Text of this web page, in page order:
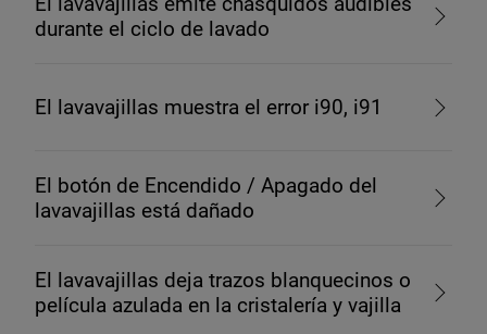
durante el ciclo de lavado
El lavavajillas muestra el error i90, i91
El botón de Encendido / Apagado del
lavavajillas está dañado
El lavavajillas deja trazos blanquecinos o
película azulada en la cristalería y vajilla